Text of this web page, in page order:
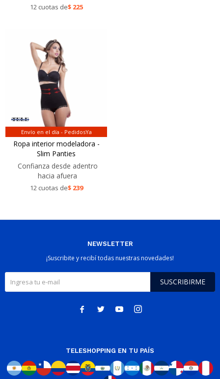
12 cuotas de$ 225
Envío en el día - PedidosYa
Ropa interior modeladora -
Slim Panties
Confianza desde adentro
hacia afuera
12 cuotas de$ 239
NEWSLETTER
¡Suscribite y recibí todas nuestras novedades!
SUSCRIBIRME
   
TELESHOPPING EN TU PAÍS